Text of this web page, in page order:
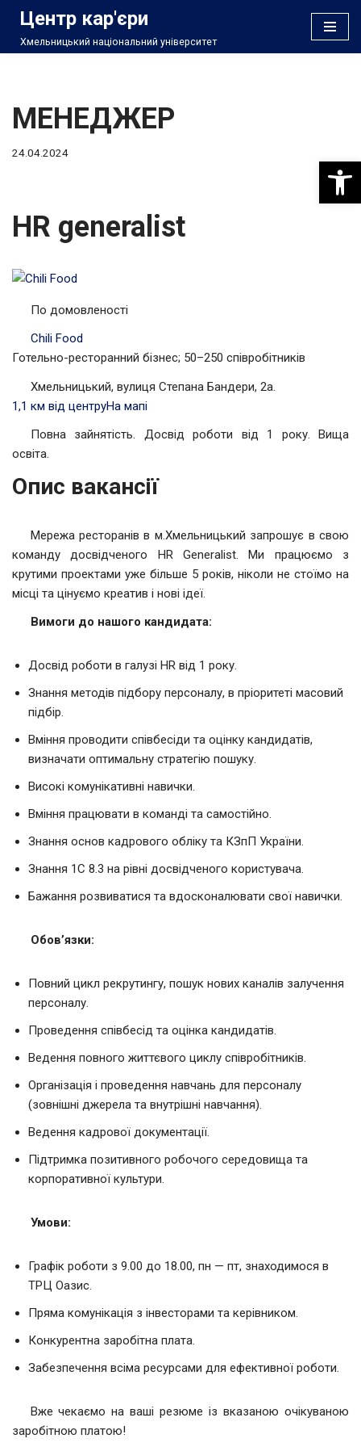
Перейти
Центр кар'єри
Хмельницький національний університет
МЕНЕДЖЕР
24.04.2024
HR generalist
По домовленості
Chili Food
Готельно-ресторанний бізнес; 50–250 співробітників
Хмельницький, вулиця Степана Бандери, 2a.
1,1 км від центруНа мапі
Повна зайнятість. Досвід роботи від 1 року. Вища
освіта.
Опис вакансії
Мережа ресторанів в м.Хмельницький запрошує в свою
команду досвідченого HR Generalist. Ми працюємо з
крутими проектами уже більше 5 років, ніколи не стоїмо на
місці та цінуємо креатив і нові ідеї.
Вимоги до нашого кандидата:
Досвід роботи в галузі HR від 1 року.
Знання методів підбору персоналу, в пріоритеті масовий
підбір.
Вміння проводити співбесіди та оцінку кандидатів,
визначати оптимальну стратегію пошуку.
Високі комунікативні навички.
Вміння працювати в команді та самостійно.
Знання основ кадрового обліку та КЗпП України.
Знання 1С 8.3 на рівні досвідченого користувача.
Бажання розвиватися та вдосконалювати свої навички.
Обов’язки:
Повний цикл рекрутингу, пошук нових каналів залучення
персоналу.
Проведення співбесід та оцінка кандидатів.
Ведення повного життєвого циклу співробітників.
Організація і проведення навчань для персоналу
(зовнішні джерела та внутрішні навчання).
Ведення кадрової документації.
Підтримка позитивного робочого середовища та
корпоративної культури.
Умови:
Графік роботи з 9.00 до 18.00, пн — пт, знаходимося в
ТРЦ Оазис.
Пряма комунікація з інвесторами та керівником.
Конкурентна заробітна плата.
Забезпечення всіма ресурсами для ефективної роботи.
Вже чекаємо на ваші резюме із вказаною очікуваною
заробітною платою!